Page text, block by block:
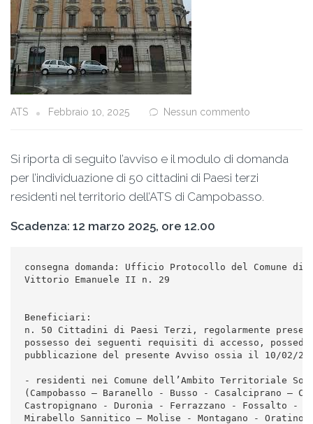
ATS Febbraio 10, 2025 Nessun commento
Si riporta di seguito l’avviso e il modulo di domanda
per l’individuazione di 50 cittadini di Paesi terzi
residenti nel territorio dell’ATS di Campobasso.
Scadenza: 12 marzo 2025, ore 12.00
consegna domanda: Ufficio Protocollo del Comune di
Vittorio Emanuele II n. 29
Beneficiari:
n. 50 Cittadini di Paesi Terzi, regolarmente
possesso dei seguenti requisiti di accesso,
pubblicazione del presente Avviso ossia il 10/02/
- residenti nei Comune dell’Ambito Territoriale
(Campobasso – Baranello - Busso - Casalciprano –
Castropignano - Duronia - Ferrazzano - Fossalto -
Mirabello Sannitico – Molise - Montagano -